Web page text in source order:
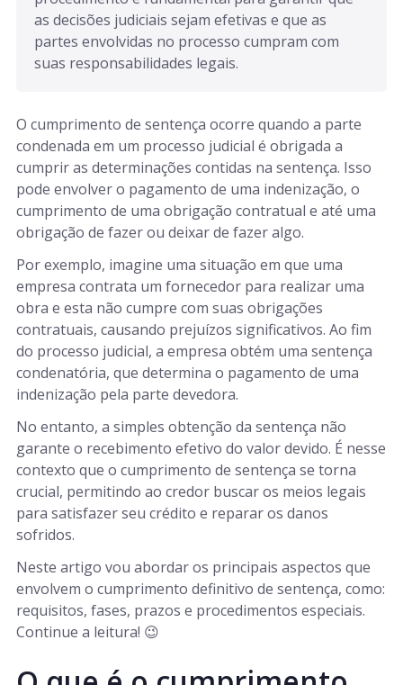
as decisões judiciais sejam efetivas e que as
partes envolvidas no processo cumpram com
suas responsabilidades legais.
O cumprimento de sentença ocorre quando a parte
condenada em um processo judicial é obrigada a
cumprir as determinações contidas na sentença. Isso
pode envolver o pagamento de uma indenização, o
cumprimento de uma obrigação contratual e até uma
obrigação de fazer ou deixar de fazer algo.
Por exemplo, imagine uma situação em que uma
empresa contrata um fornecedor para realizar uma
obra e esta não cumpre com suas obrigações
contratuais, causando prejuízos significativos. Ao fim
do processo judicial, a empresa obtém uma sentença
condenatória, que determina o pagamento de uma
indenização pela parte devedora.
No entanto, a simples obtenção da sentença não
garante o recebimento efetivo do valor devido. É nesse
contexto que o cumprimento de sentença se torna
crucial, permitindo ao credor buscar os meios legais
para satisfazer seu crédito e reparar os danos
sofridos.
Neste artigo vou abordar os principais aspectos que
envolvem o cumprimento definitivo de sentença, como:
requisitos, fases, prazos e procedimentos especiais.
Continue a leitura! 😉